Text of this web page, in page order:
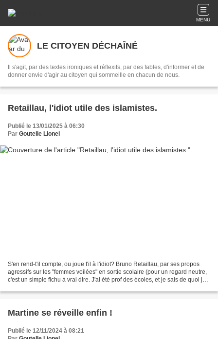
MENU
LE CITOYEN DÉCHAÎNÉ
Il s'agit, par des textes ironiques et réflexifs, par des fables, d'informer et de
donner envie d'agir au citoyen qui sommeille en chacun de nous.
Retaillau, l'idiot utile des islamistes.
Publié le 13/01/2025 à 06:30
Par Goutelle Lionel
S'en rend-t'il compte, ou joue t'il à l'idiot? Bruno Retaillau, par ses propos
agressifs sur les "femmes voilées" en sortie scolaire (pour un regard neutre,
c'est un simple fichu à vrai dire. J'ai été prof des écoles, et je sais de quoi je
Martine se réveille enfin !
Publié le 12/11/2024 à 08:21